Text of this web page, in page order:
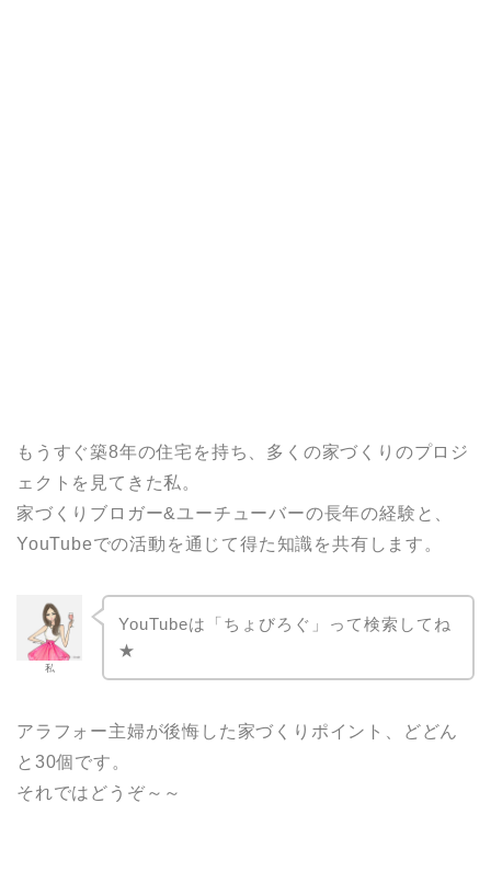
もうすぐ築8年の住宅を持ち、多くの家づくりのプロジ
ェクトを見てきた私。
家づくりブロガー&ユーチューバーの長年の経験と、
YouTubeでの活動を通じて得た知識を共有します。
私
YouTubeは「ちょびろぐ」って検索してね
★
アラフォー主婦が後悔した家づくりポイント、どどん
と30個です。
それではどうぞ～～